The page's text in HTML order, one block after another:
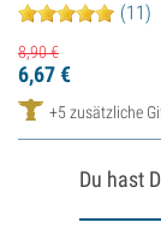
(11)
8,90€
6,67€
+5 zusätzliche
Du hast